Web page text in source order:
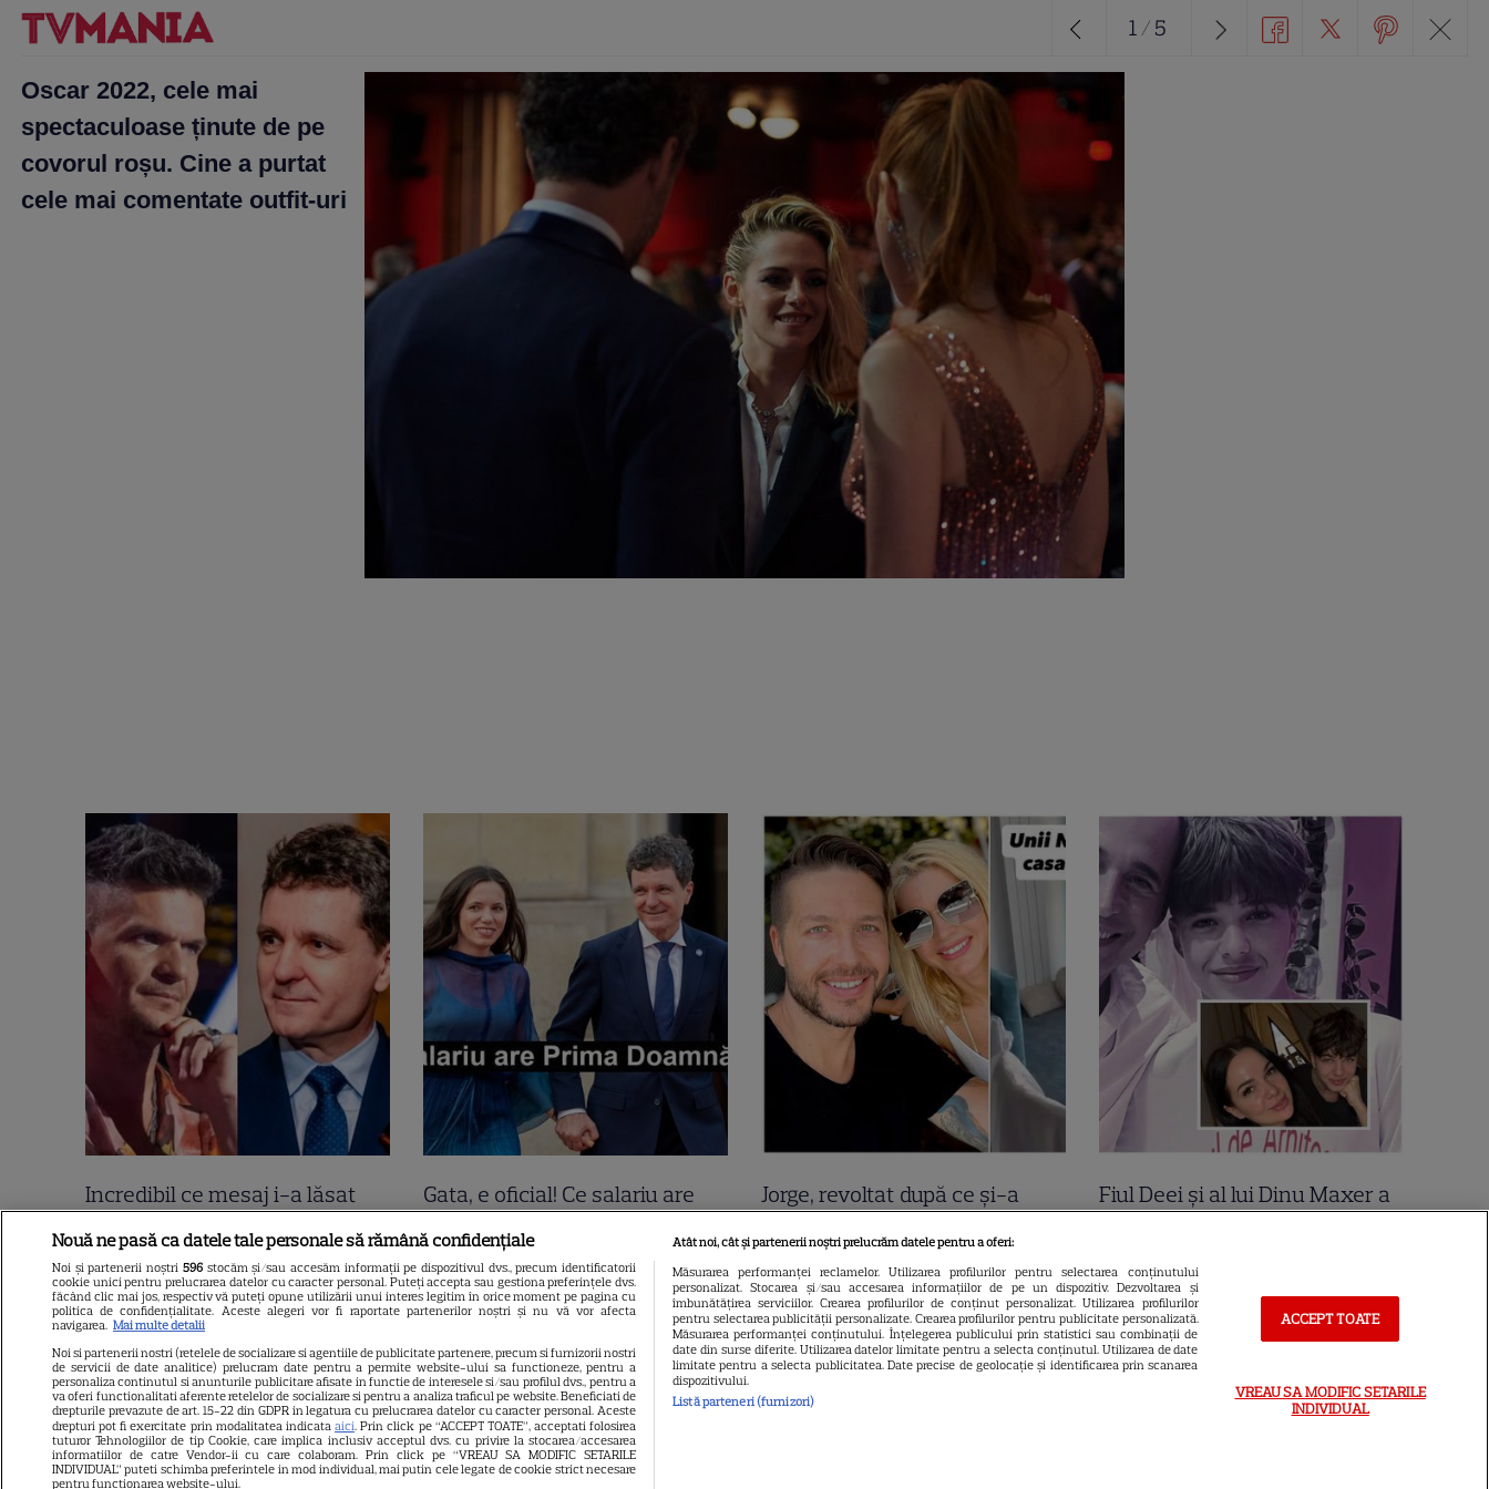
Oscar 2022, cele mai
spectaculoase ținute de pe
covorul roșu. Cine a purtat
cele mai comentate outfit-uri
1/ 5
Incredibil ce mesaj i-a lăsat
Tudor Chirilă lui Nicușor Dan,
direct pe Facebook! 2400 de
oameni i-au dat like lui Tudor!
“Sunt curios cine vă…”.
Continuarea e șah mat
Gata, e oficial! Ce salariu are
Mirabela Grădinaru, dar asta
nu e tot! Surpriza uriașă din
declarația de avere! Da, scrie
negru pe alb! O cheamă…
Jorge, revoltat după ce și-a
devastat. Ce au lăsat în urmă
turiștii este strigător la Cer
Fiul Deei și al lui Dinu Maxer a
din București. Andreas, admis
fără meditații, cu note maxime
Nouă ne pasă ca datele tale personale să rămână confidențiale
Noi și partenerii noștri 596stocăm și/sau accesăm informații pe dispozitivul dvs., precum identificatorii
cookie unici pentru prelucrarea datelor cu caracter personal. Puteți accepta sau gestiona preferințele dvs.
făcând clic mai jos, respectiv vă puteți opune utilizării unui interes legitim în orice moment pe pagina cu
politica de confidențialitate. Aceste alegeri vor fi raportate partenerilor noștri și nu vă vor afecta
navigarea. Mai multe detalii
Noi si partenerii nostri (retelele de socializare si agentiile de publicitate partenere, precum si furnizorii nostri
de servicii de date analitice) prelucram date pentru a permite website-ului sa functioneze, pentru a
personaliza continutul si anunturile publicitare afisate in functie de interesele si/sau profilul dvs., pentru a
va oferi functionalitati aferente retelelor de socializare si pentru a analiza traficul pe website. Beneficiati de
drepturile prevazute de art. 15-22 din GDPR in legatura cu prelucrarea datelor cu caracter personal. Aceste
drepturi pot fi exercitate prin modalitatea indicataaici. Prin click pe “ACCEPT TOATE”, acceptati folosirea
tuturor Tehnologiilor de tip Cookie, care implica inclusiv acceptul dvs. cu privire la stocarea/accesarea
informatiilor de catre Vendor-ii cu care colaboram. Prin click pe “VREAU SA MODIFIC SETARILE
INDIVIDUAL” puteti schimba preferintele in mod individual, mai putin cele legate de cookie strict necesare
pentru functionarea website-ului.
Atât noi, cât și partenerii noștri prelucrăm datele pentru a oferi:
Măsurarea performanței reclamelor. Utilizarea profilurilor pentru selectarea conținutului
personalizat. Stocarea și/sau accesarea informațiilor de pe un dispozitiv. Dezvoltarea și
îmbunătățirea serviciilor. Crearea profilurilor de conținut personalizat. Utilizarea profilurilor
pentru selectarea publicității personalizate. Crearea profilurilor pentru publicitate personalizată.
Măsurarea performanței conținutului. Înțelegerea publicului prin statistici sau combinații de
date din surse diferite. Utilizarea datelor limitate pentru a selecta conținutul. Utilizarea de date
limitate pentru a selecta publicitatea. Date precise de geolocație și identificarea prin scanarea
dispozitivului.
Listă parteneri (furnizori)
ACCEPT TOATE
VREAU SA MODIFIC SETARILE
INDIVIDUAL